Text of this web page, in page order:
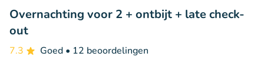
Overnachting voor 2 + ontbijt + late check-
out
7.3 Goed • 12 beoordelingen